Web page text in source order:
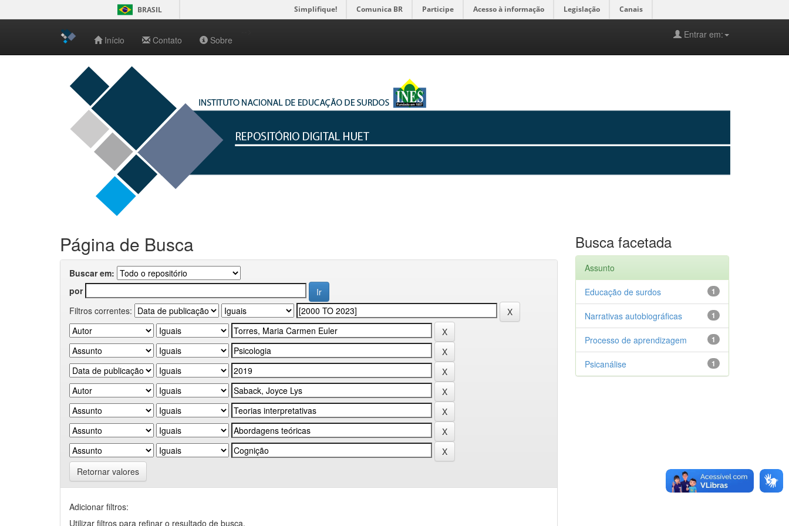
navigation
BRASIL Simplifique! Comunica BR Participe Acesso à informação Legislação Canais
Início Contato Sobre Entrar em:
Página de Busca
Buscar em:
por
Filtros correntes:
Retornar valores
Adicionar filtros:
Utilizar filtros para refinar o resultado de busca.
Busca facetada
Assunto
1
Educação de surdos
1
Narrativas autobiográficas
1
Processo de aprendizagem
1
Psicanálise